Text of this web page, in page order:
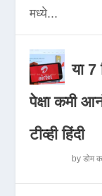
मध्ये...
या 7
पेक्षा कमी
टीव्ही हिंदी
byडोम